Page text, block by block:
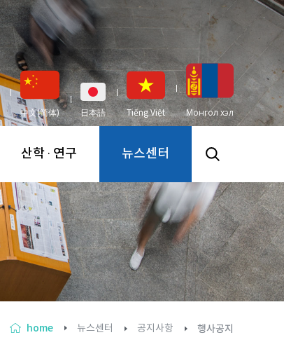
中文(简体) 日本語 Tiếng Việt Монгол хэл
산학 · 연구 뉴스센터
home 뉴스센터 공지사항
행사공지